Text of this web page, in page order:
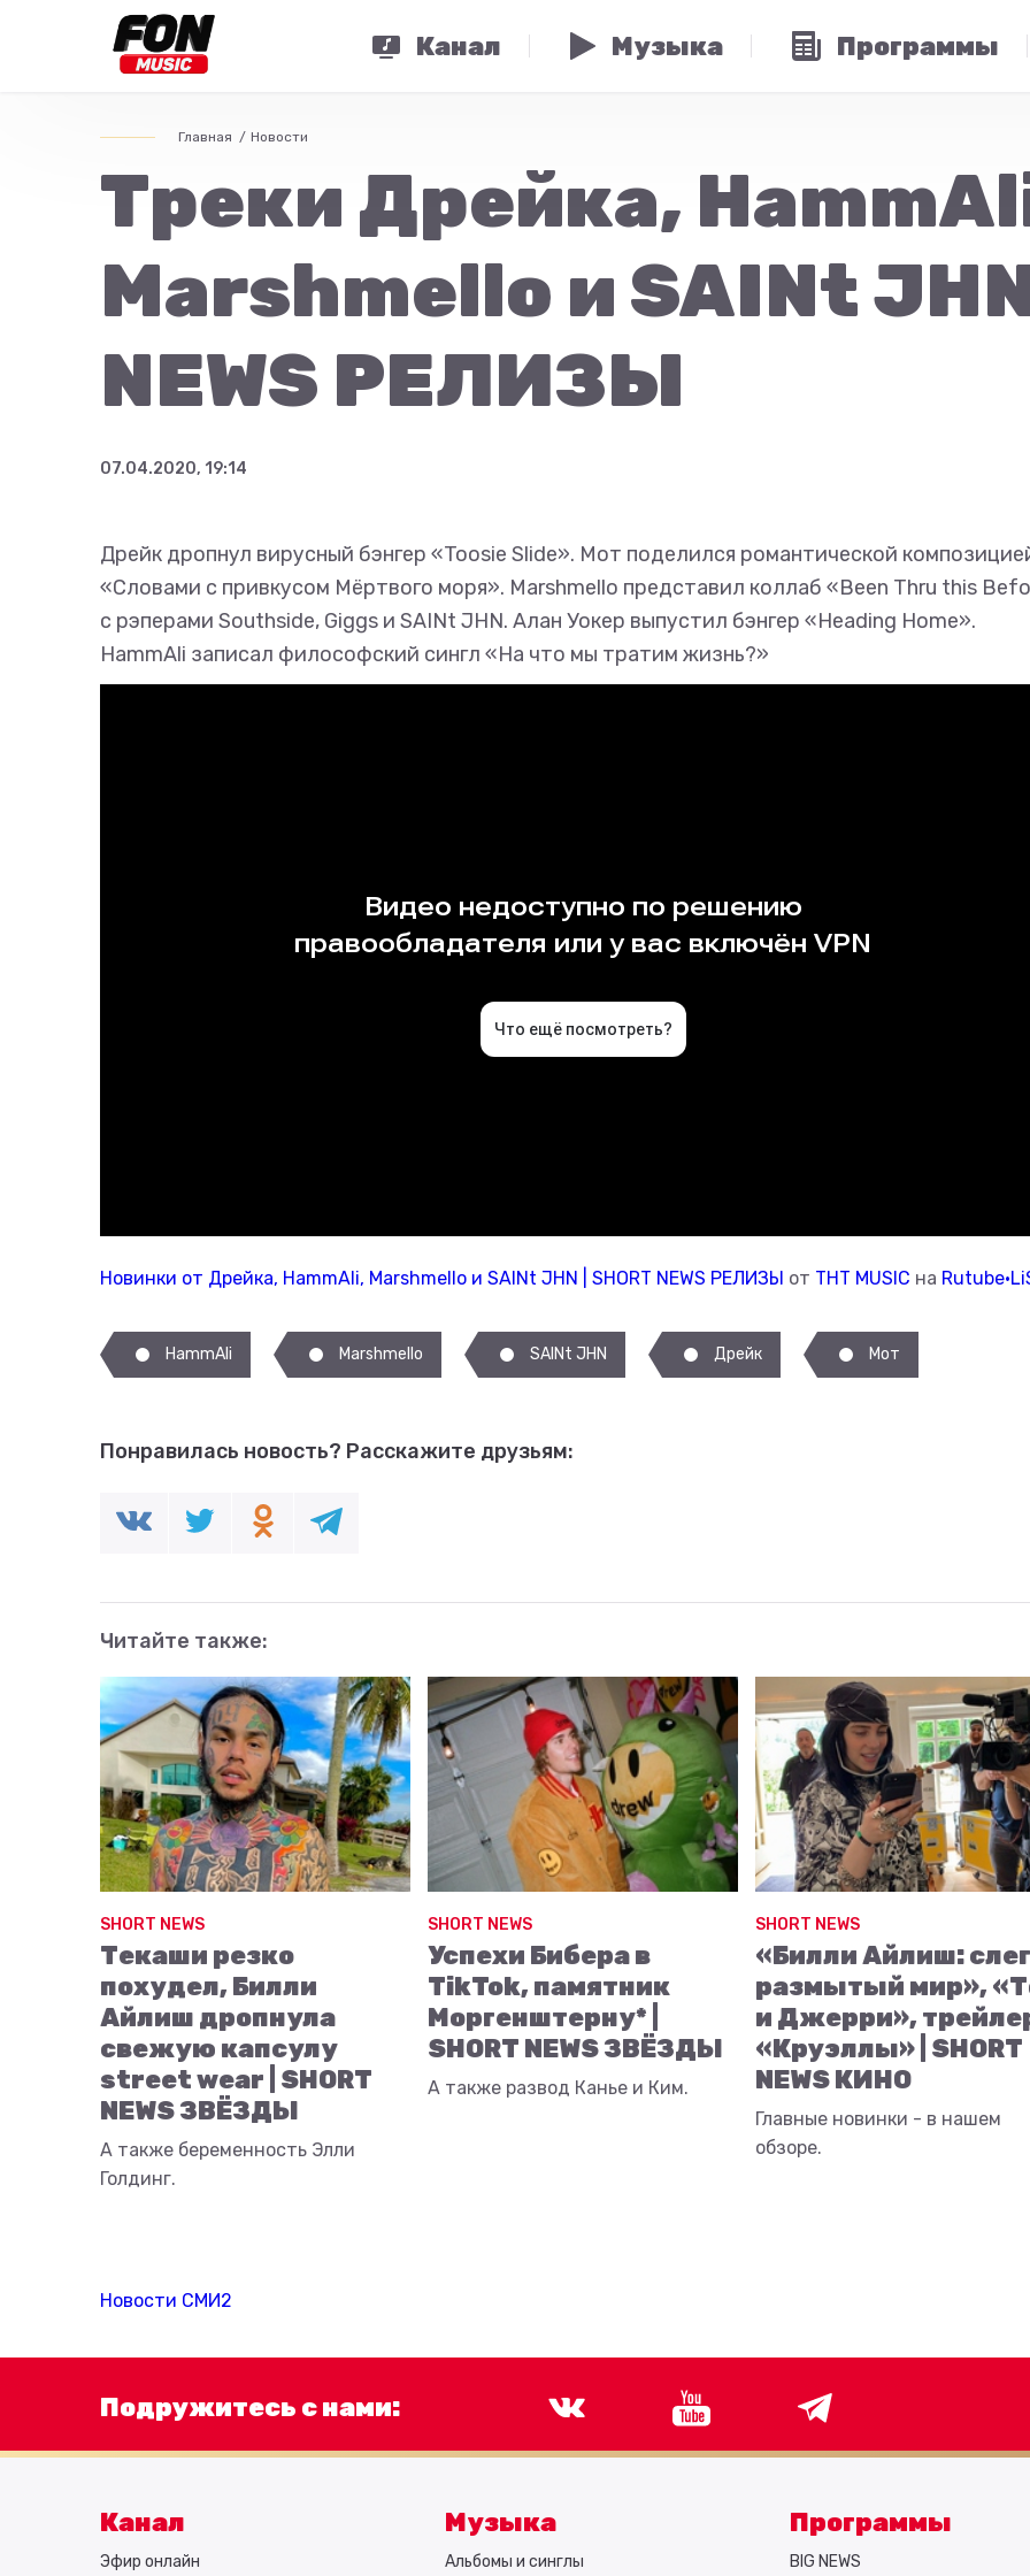
Канал Музыка Программы
Главная Новости
Треки Дрейка,
Marshmello и SAINt JHN
NEWS РЕЛИЗЫ
07.04.2020, 19:14
Дрейк дропнул вирусный бэнгер «Toosie Slide». Мот поделился романтической
«Словами с привкусом Мёртвого моря». Marshmello представил коллаб «Been Thru this
с рэперами Southside, Giggs и SAINt JHN. Алан Уокер выпустил бэнгер «Heading Home».
HammAli записал философский сингл «На что мы тратим жизнь?»
Новинки от Дрейка, HammAli, Marshmello и SAINt JHN | SHORT NEWS РЕЛИЗЫ от ТНТ MUSIC на
HammAli Marshmello SAINt JHN Дрейк Мот
Понравилась новость? Расскажите друзьям:
Читайте также:
SHORT NEWS
Текаши резко
похудел, Билли
Айлиш дропнула
свежую капсулу
street wear | SHORT
NEWS ЗВЁЗДЫ
А также беременность Элли
Голдинг.
SHORT NEWS
Успехи Бибера в
TikTok, памятник
Моргенштерну* |
SHORT NEWS ЗВЁЗДЫ
А также развод Канье и Ким.
SHORT NEWS
«Билли Айлиш:
размытый мир»,
и Джерри»,
«Круэллы» | SHORT
NEWS КИНО
Главные новинки - в нашем
обзоре.
Новости СМИ2
Подружитесь с нами:
Канал
Эфир онлайн
Музыка
Альбомы и синглы
Программы
BIG NEWS